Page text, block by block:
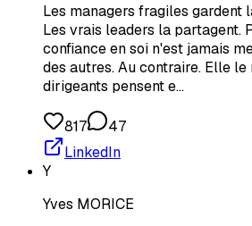
Les managers fragiles gardent
Les vrais leaders la partagent.
confiance en soi n'est jamais
des autres. Au contraire. Elle le
dirigeants pensent e…
817
47
LinkedIn
Y
Yves MORICE